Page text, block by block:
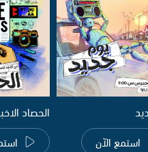
استمع الآن
الحصاد